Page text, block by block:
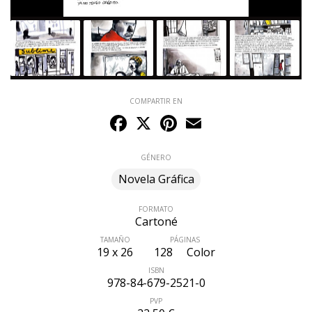
COMPARTIR EN
Facebook
X Pinterest
GÉNERO
Novela Gráfica
FORMATO
Cartoné
TAMAÑO
19 x 26
PÁGINAS
128 Color
ISBN
978-84-679-2521-0
PVP